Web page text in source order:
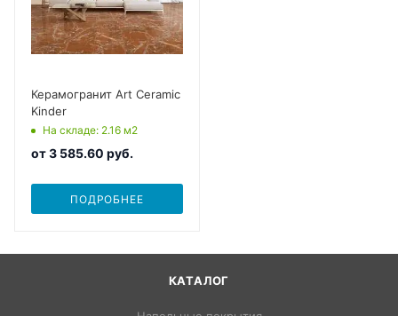
Керамогранит Art Ceramic
Kinder
На складе: 2.16 м2
от3 585.60 руб.
ПОДРОБНЕЕ
КАТАЛОГ